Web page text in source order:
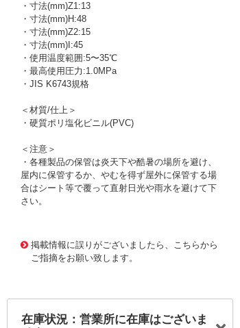
・寸法(mm)Z1:13
・寸法(mm)H:48
・寸法(mm)Z2:15
・寸法(mm)I:45
・使用温度範囲:5〜35℃
・最高使用圧力:1.0MPa
・JIS K6743規格
＜材質/仕上＞
・硬質ポリ塩化ビニル(PVC)
＜注意＞
・各種製品の保管は炎天下や酷暑の場所を避け、
屋内に保管するか、やむを得ず屋外に保管する場
合はシート等で覆って直射日光や雨水を避けて下
さい。
掲載情報に誤りがございましたら、こちらから
ご指摘をお願い致します。
在庫状況：営業所に在庫はございま